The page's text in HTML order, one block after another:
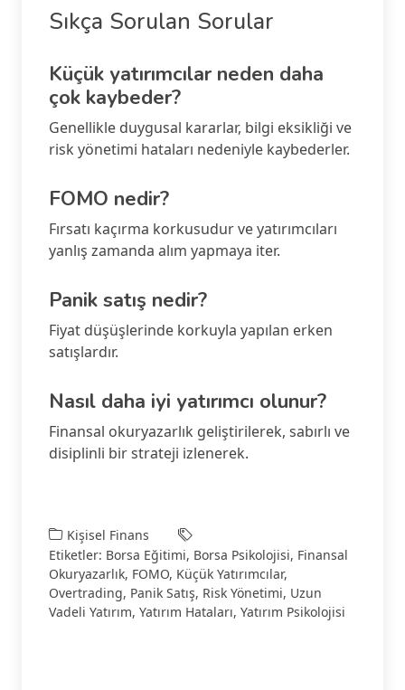
Sıkça Sorulan Sorular
Küçük yatırımcılar neden daha
çok kaybeder?
Genellikle duygusal kararlar, bilgi eksikliği ve
risk yönetimi hataları nedeniyle kaybederler.
FOMO nedir?
Fırsatı kaçırma korkusudur ve yatırımcıları
yanlış zamanda alım yapmaya iter.
Panik satış nedir?
Fiyat düşüşlerinde korkuyla yapılan erken
satışlardır.
Nasıl daha iyi yatırımcı olunur?
Finansal okuryazarlık geliştirilerek, sabırlı ve
disiplinli bir strateji izlenerek.
Kişisel Finans
Etiketler: Borsa Eğitimi, Borsa Psikolojisi, Finansal
Okuryazarlık, FOMO, Küçük Yatırımcılar,
Overtrading, Panik Satış, Risk Yönetimi, Uzun
Vadeli Yatırım, Yatırım Hataları, Yatırım Psikolojisi